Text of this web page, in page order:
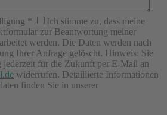
*
Ich stimme zu, dass meine
zur Beantwortung meiner
werden. Die Daten werden nach
Ihrer Anfrage gelöscht. Hinweis: Sie
für die Zukunft per E-Mail an
widerrufen. Detaillierte Informationen
finden Sie in unserer